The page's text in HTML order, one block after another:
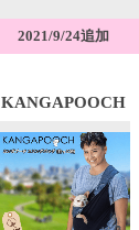
2021/9/24追加
KANGAPOOCH